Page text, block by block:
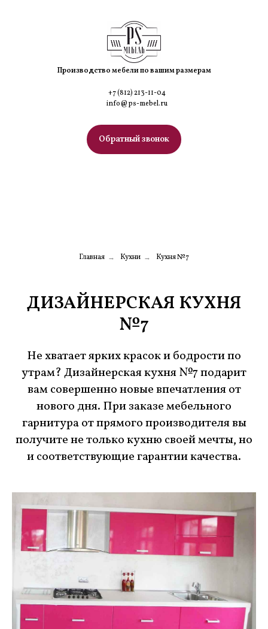
Производство мебели по вашим размерам
+7 (812) 213-11-04
info@ps-mebel.ru
Обратный звонок
Главная → Кухни → Кухня №7
ДИЗАЙНЕРСКАЯ КУХНЯ
№7
Не хватает ярких красок и бодрости по
утрам? Дизайнерская кухня №7 подарит
вам совершенно новые впечатления от
нового дня. При заказе мебельного
гарнитура от прямого производителя вы
получите не только кухню своей мечты, но
и соответствующие гарантии качества.